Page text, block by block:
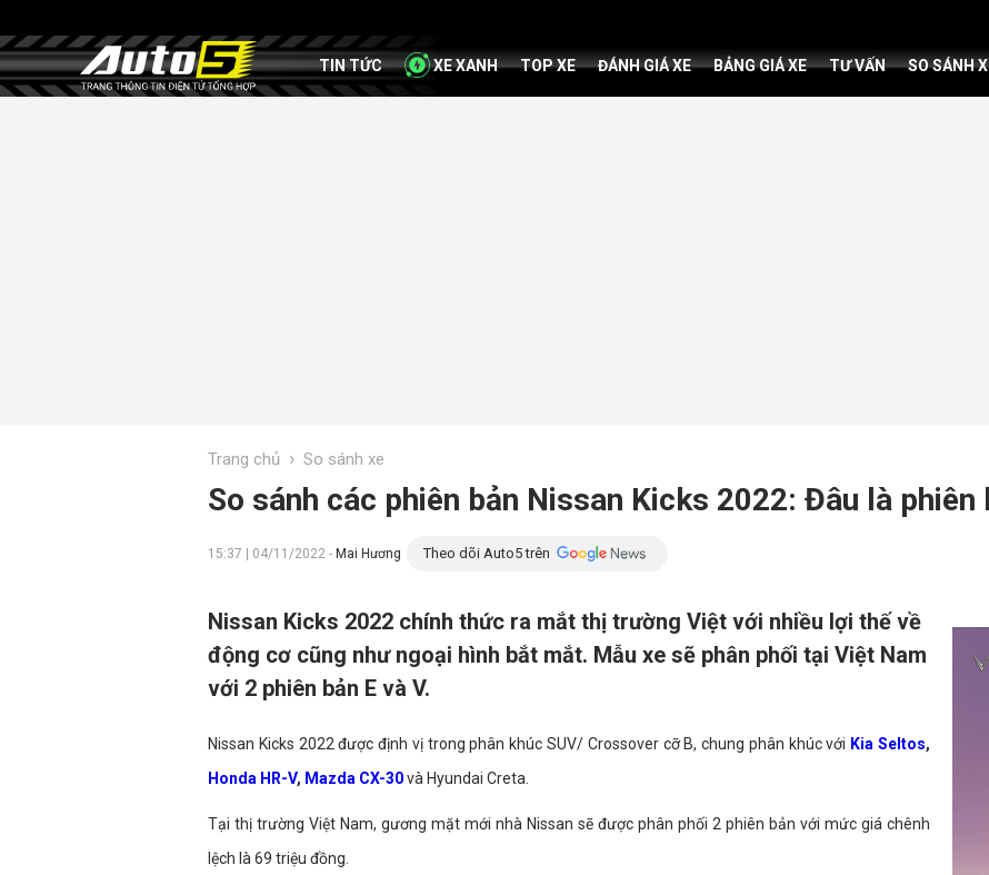
TIN TỨC XE XANH TOP XE ĐÁNH GIÁ XE BẢNG GIÁ XE TƯ VẤN SO SÁNH
Trang chủ › So sánh xe
So sánh các phiên bản Nissan Kicks 2022: Đâu là phiên
15:37 | 04/11/2022 - Mai Hương Theo dõi Auto5 trên
Nissan Kicks 2022 chính thức ra mắt thị trường Việt với nhiều lợi thế về
động cơ cũng như ngoại hình bắt mắt. Mẫu xe sẽ phân phối tại Việt Nam
với 2 phiên bản E và V.
Nissan Kicks 2022 được định vị trong phân khúc SUV/ Crossover cỡ B, chung phân khúc với Kia Seltos,
Honda HR-V, Mazda CX-30và Hyundai Creta.
Tại thị trường Việt Nam, gương mặt mới nhà Nissan sẽ được phân phối 2 phiên bản với mức giá chênh
lệch là 69 triệu đồng.